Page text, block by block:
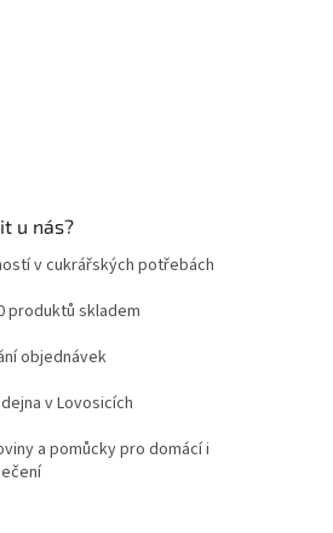
u nás?
v cukrářských potřebách
produktů skladem
objednávek
v Lovosicích
a pomůcky pro domácí i